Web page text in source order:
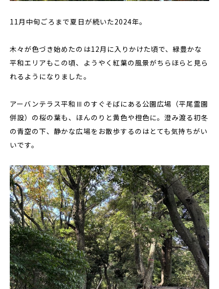
11月中旬ごろまで夏日が続いた2024年。
木々が色づき始めたのは12月に入りかけた頃で、緑豊かな
平和エリアもこの頃、ようやく紅葉の風景がちらほらと見ら
れるようになりました。
アーバンテラス平和Ⅲのすぐそばにある公園広場（平尾霊園
併設）の桜の葉も、ほんのりと黄色や橙色に。澄み渡る初冬
の青空の下、静かな広場をお散歩するのはとても気持ちがい
いです。